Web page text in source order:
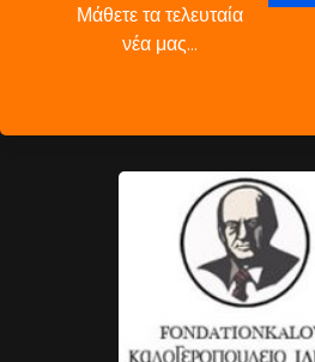
Μάθετε τα τελευταία
νέα μας…